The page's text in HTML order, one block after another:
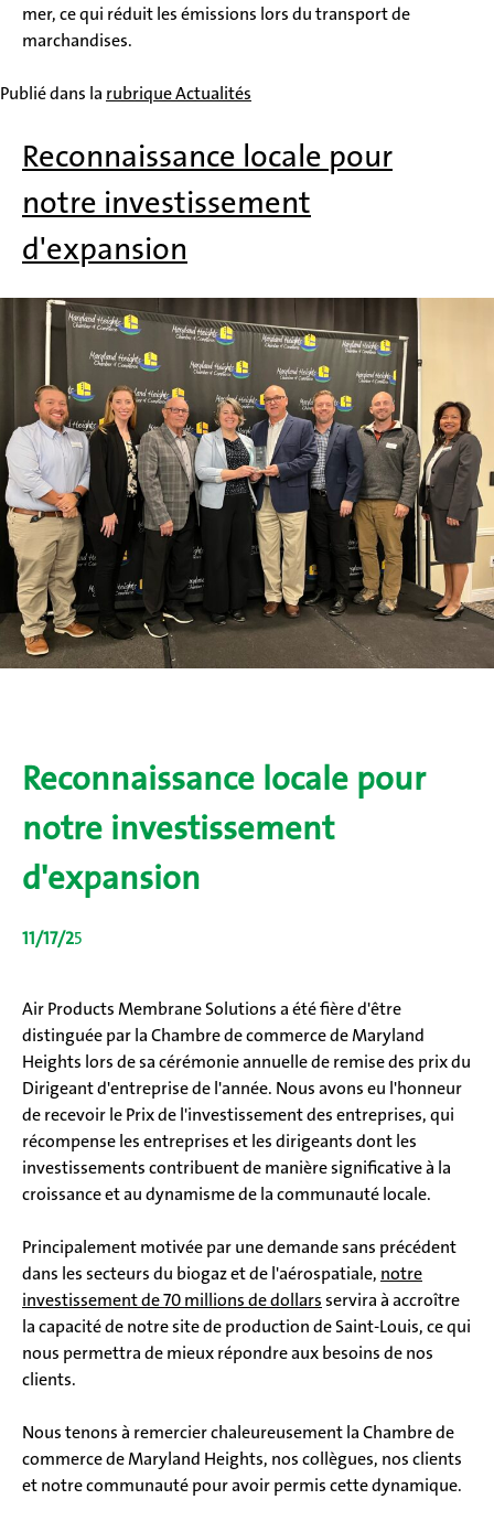
mer, ce qui réduit les émissions lors du transport de
marchandises.
Publié dans la rubrique Actualités
Reconnaissance locale pour
notre investissement
d'expansion
Reconnaissance locale pour
notre investissement
d'expansion
11/17/25
Air Products Membrane Solutions a été fière d'être
distinguée par la Chambre de commerce de Maryland
Heights lors de sa cérémonie annuelle de remise des prix du
Dirigeant d'entreprise de l'année. Nous avons eu l'honneur
de recevoir le Prix de l'investissement des entreprises, qui
récompense les entreprises et les dirigeants dont les
investissements contribuent de manière significative à la
croissance et au dynamisme de la communauté locale.
Principalement motivée par une demande sans précédent
dans les secteurs du biogaz et de l'aérospatiale, notre
investissement de 70 millions de dollarsservira à accroître
la capacité de notre site de production de Saint-Louis, ce qui
nous permettra de mieux répondre aux besoins de nos
clients.
Nous tenons à remercier chaleureusement la Chambre de
commerce de Maryland Heights, nos collègues, nos clients
et notre communauté pour avoir permis cette dynamique.